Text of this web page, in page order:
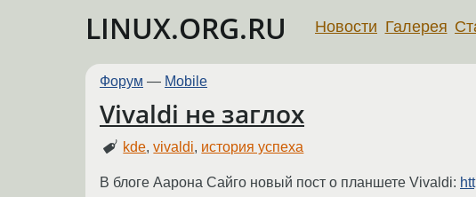
LINUX.ORG.RU Новости Галерея
Форум — Mobile
Vivaldi не заглох
kde,vivaldi, история успеха
В блоге Аарона Сайго новый пост о планшете Vivaldi: